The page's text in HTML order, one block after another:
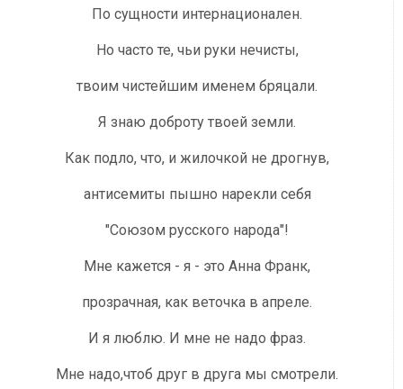
По сущности интернационален.
Но часто те, чьи руки нечисты,
твоим чистейшим именем бряцали.
Я знаю доброту твоей земли.
Как подло, что, и жилочкой не дрогнув,
антисемиты пышно нарекли себя
"Союзом русского народа"!
Мне кажется - я - это Анна Франк,
прозрачная, как веточка в апреле.
И я люблю. И мне не надо фраз.
Мне надо,чтоб друг в друга мы смотрели.